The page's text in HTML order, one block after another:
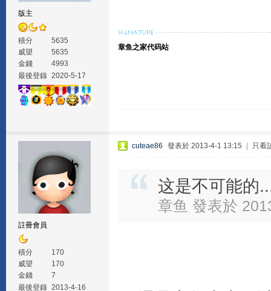
版主
積分
5635
威望
5635
金錢
4993
最後登錄 2020-5-17
章鱼之家代码站
註冊會員
積分
170
威望
170
金錢
7
最後登錄 2013-4-16
cuteae86 發表於 2013-4-1 13:15 只看
这是不可能的
章鱼 發表於